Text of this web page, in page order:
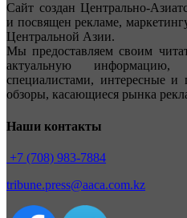
Сайт создан Центрально-
и посвящен рекламе,
Центральной Азии.
Мы предоставляем своим
актуальную
специалистами, интересные и
обзоры, касающиеся рынка
Наши контакты
+7 (708) 983-7884
tribune.press@aaca.com.kz